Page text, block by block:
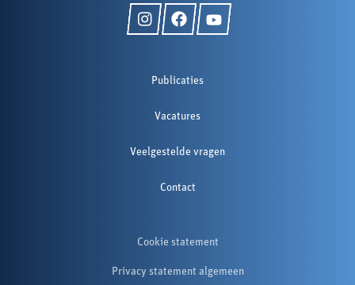
Publicaties
Vacatures
Veelgestelde vragen
Contact
Cookie statement
Privacy statement algemeen